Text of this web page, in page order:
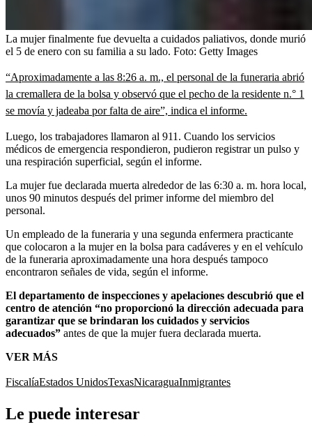
La mujer finalmente fue devuelta a cuidados paliativos, donde murió
el 5 de enero con su familia a su lado. Foto: Getty Images
“Aproximadamente a las 8:26 a. m., el personal de la funeraria abrió
la cremallera de la bolsa y observó que el pecho de la residente n.° 1
se movía y jadeaba por falta de aire”, indica el informe.
Luego, los trabajadores llamaron al 911. Cuando los servicios
médicos de emergencia respondieron, pudieron registrar un pulso y
una respiración superficial, según el informe.
La mujer fue declarada muerta alrededor de las 6:30 a. m. hora local,
unos 90 minutos después del primer informe del miembro del
personal.
Un empleado de la funeraria y una segunda enfermera practicante
que colocaron a la mujer en la bolsa para cadáveres y en el vehículo
de la funeraria aproximadamente una hora después tampoco
encontraron señales de vida, según el informe.
El departamento de inspecciones y apelaciones descubrió que el
centro de atención “no proporcionó la dirección adecuada para
garantizar que se brindaran los cuidados y servicios
adecuados” antes de que la mujer fuera declarada muerta.
VER MÁS
FiscalíaEstados UnidosTexasNicaraguaInmigrantes
Le puede interesar